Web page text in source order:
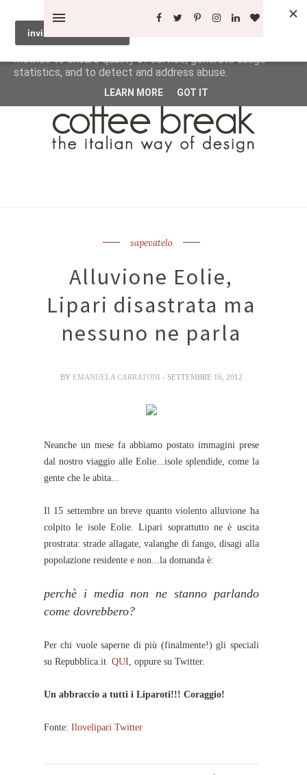
sapevatelo
Alluvione Eolie,
Lipari disastrata ma
nessuno ne parla
BY EMANUELA CARRATONI - SETTEMBRE 16, 2012
Neanche un mese fa abbiamo postato immagini prese
dal nostro viaggio alle Eolie...isole splendide, come la
gente che le abita...
Il 15 settembre un breve quanto violento alluvione ha
colpito le isole Eolie. Lipari soprattutto ne è uscita
prostrata: strade allagate, valanghe di fango, disagi alla
popolazione residente e non...la domanda è:
perchè i media non ne stanno parlando
come dovrebbero?
Per chi vuole saperne di più (finalmente!) gli speciali
su Repubblica.it QUI, oppure su Twitter.
Un abbraccio a tutti i Liparoti!!! Coraggio!
Fonte: Ilovelipari Twitter
This site uses cookies from Google to deliver its services
and to analyze traffic. Your IP address and user-agent are
shared with Google along with performance and security
metrics to ensure quality of service, generate usage
statistics, and to detect and address abuse.
LEARN MORE GOT IT